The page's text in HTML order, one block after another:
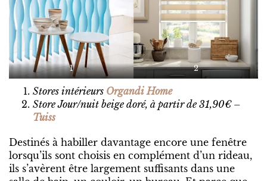
1 2
Stores intérieurs Organdi Home
Store Jour/nuit beige doré, à partir de 31,90€ –
Tuiss
Destinés à habiller davantage encore une fenêtre
lorsqu’ils sont choisis en complément d’un rideau,
ils s’avèrent être largement suffisants dans une